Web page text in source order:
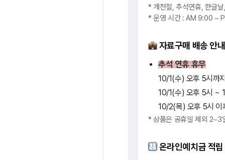
* 개천절, 추석연휴, 한글
* 운영 시간 : AM 9:00 ~
자료구매 배송 안내
추석 연휴 휴무
10/1(수) 오후 5시까
10/1(수) 오후 5시 ~
10/2(목) 오후 5시 이
* 상품은 공휴일 제외 2~3
온라인예치금 적